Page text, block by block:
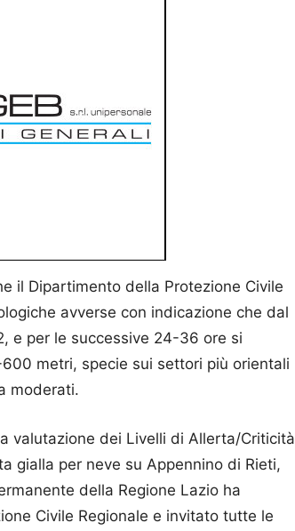
il Dipartimento della Protezione Civile
avverse con indicazione che dal
e per le successive 24-36 ore si
metri, specie sui settori più orientali
moderati.
valutazione dei Livelli di Allerta/Criticità
gialla per neve su Appennino di Rieti,
della Regione Lazio ha
Civile Regionale e invitato tutte le